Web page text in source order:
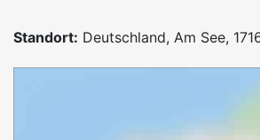
Standort: Deutschland, Am See,